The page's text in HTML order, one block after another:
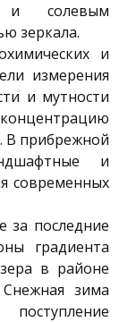
и солевым
зеркала.
и
измерения
и мутности
В прибрежной
и
современных
за последние
градиента
в районе
зима